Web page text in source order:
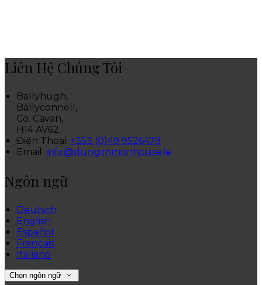
Liên Hệ Chúng Tôi
Ballyhugh,
Ballyconnell,
Co. Cavan,
H14 AV62
Điện Thoại: +353 (0)49 9526479
Email: info@dungimmonhouse.ie
Ngôn ngữ
Deutsch
English
Español
Français
Italiano
Chọn ngôn ngữ